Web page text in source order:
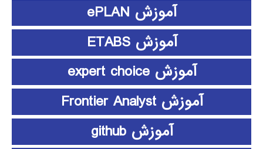
آموزش ePLAN
آموزش ETABS
آموزش expert choice
آموزش Frontier Analyst
آموزش github